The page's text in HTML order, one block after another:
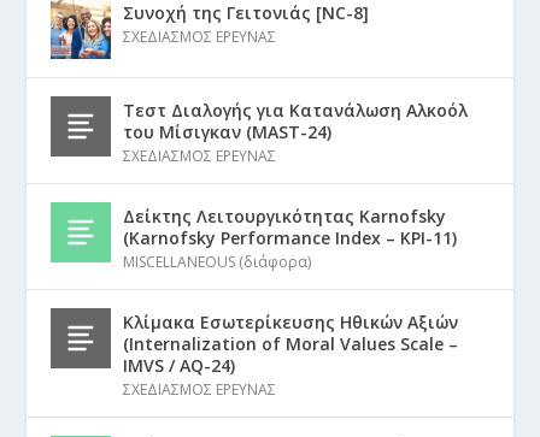
Συνοχή της Γειτονιάς [NC-8]
ΣΧΕΔΙΑΣΜΟΣ ΕΡΕΥΝΑΣ
Τεστ Διαλογής για Κατανάλωση Αλκοόλ
του Μίσιγκαν (MAST-24)
ΣΧΕΔΙΑΣΜΟΣ ΕΡΕΥΝΑΣ
Δείκτης Λειτουργικότητας Karnofsky
(Karnofsky Performance Index – KPI-11)
MISCELLANEOUS (διάφορα)
Κλίμακα Εσωτερίκευσης Ηθικών Αξιών
(Internalization of Moral Values Scale –
IMVS / AQ-24)
ΣΧΕΔΙΑΣΜΟΣ ΕΡΕΥΝΑΣ